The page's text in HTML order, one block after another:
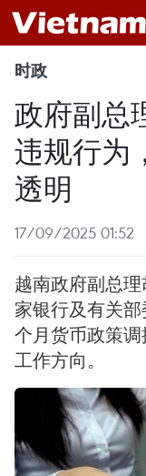
时政
政府副总
违规行为
透明
17/09/2025 01:52
越南政府副总
家银行及有关
个月货币政策
工作方向。